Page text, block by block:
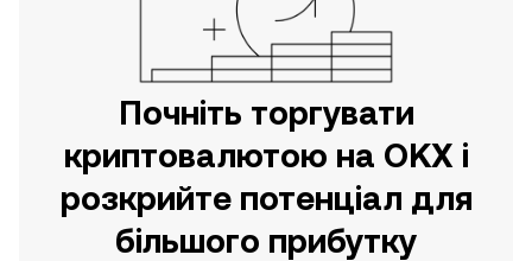
Почніть торгувати
криптовалютою на OKX і
розкрийте потенціал для
більшого прибутку